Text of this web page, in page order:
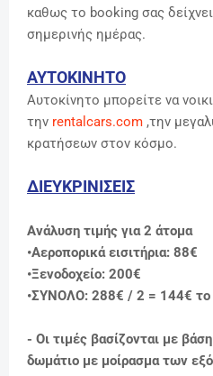
καθως το booking σας
σημερινής ημέρας.
ΑΥΤΟΚΙΝΗΤΟ
Αυτοκίνητο μπορείτε να
την rentalcars.com ,την
κρατήσεων στον κόσμο.
ΔΙΕΥΚΡΙΝΙΣΕΙΣ
Ανάλυση τιμής για 2 άτομα
•Αεροπορικά εισιτήρια: 88€
•Ξενοδοχείο: 200€
•ΣΥΝΟΛΟ: 288€ / 2 = 144€
- Οι τιμές βασίζονται με
δωμάτιο με μοίρασμα των